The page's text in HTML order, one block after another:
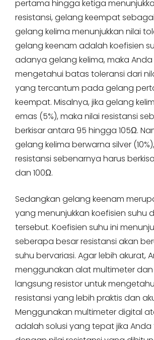
pertama hingga ketiga
resistansi, gelang keempat
gelang kelima menunjukkan nilai
gelang keenam adalah koefisien
adanya gelang kelima, maka
mengetahui batas toleransi dari
yang tercantum pada gelang
keempat. Misalnya, jika gelang
emas (5%), maka nilai resistansi
berkisar antara 95 hingga 105Ω.
gelang kelima berwarna silver
resistansi sebenarnya harus
dan 100Ω.
Sedangkan gelang keenam
yang menunjukkan koefisien suhu
tersebut. Koefisien suhu ini
seberapa besar resistansi akan
suhu bervariasi. Agar lebih akurat,
menggunakan alat multimeter
langsung resistor untuk
resistansi yang lebih praktis dan
Menggunakan multimeter digital
adalah solusi yang tepat jika Anda